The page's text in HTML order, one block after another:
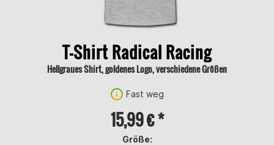
T-Shirt Radical Racing
Hellgraues Shirt, goldenes Logo, verschiedene Größen
Fast weg
15,99 € *
Größe: